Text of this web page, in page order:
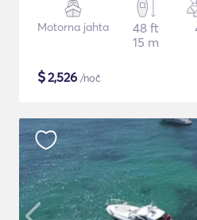
Motorna jahta
48 ft
15 m
$2,526 /noč